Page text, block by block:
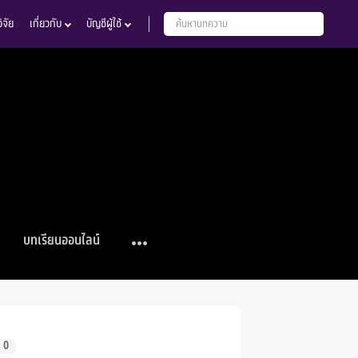
ย เกี่ยวกับ บัญชีผู้ใช้
บทเรียนออนไลน์
0